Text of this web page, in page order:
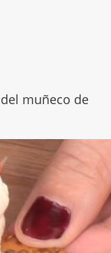
muñeco de